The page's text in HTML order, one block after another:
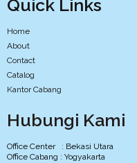
Quick Links
Home
About
Contact
Catalog
Kantor Cabang
Hubungi Kami
Office Center : Bekasi Utara
Office Cabang : Yogyakarta